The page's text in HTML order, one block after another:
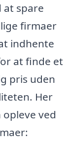
at spare
firmaer
indhente
at finde et
pris uden
Her
ved